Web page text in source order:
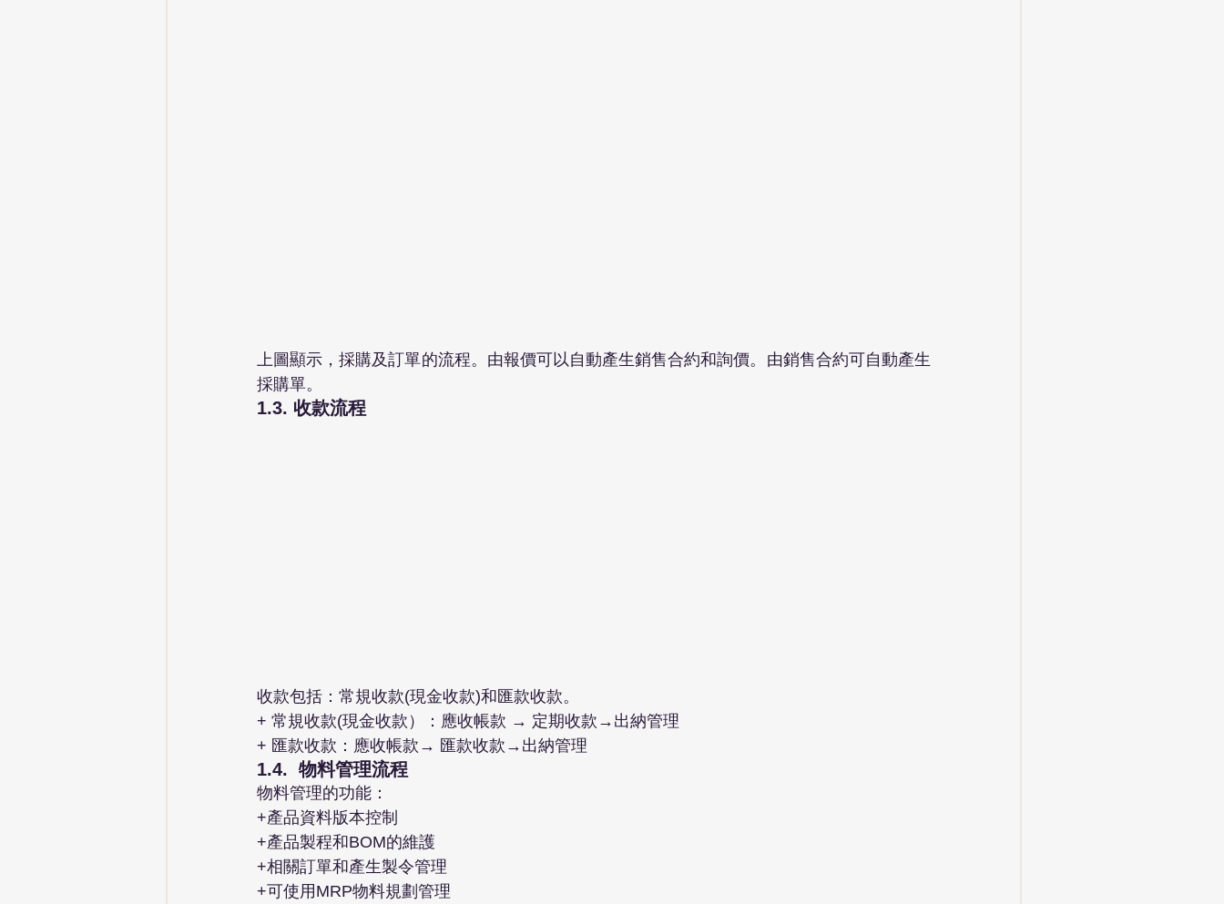
上圖顯示，採購及訂單的流程。由報價可以自動產生銷售合約和詢價。由銷售合約可自動產生
採購單。
1.3. 收款流程
收款包括：常規收款(現金收款)和匯款收款。
+ 常規收款(現金收款）：應收帳款 → 定期收款→出納管理
+ 匯款收款：應收帳款→ 匯款收款→出納管理
1.4.  物料管理流程
物料管理的功能：
+產品資料版本控制
+產品製程和BOM的維護
+相關訂單和產生製令管理
+可使用MRP物料規劃管理